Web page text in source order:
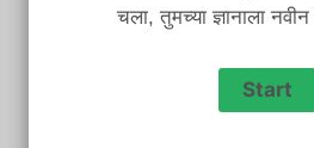
चला, तुमच्या ज्ञानाला